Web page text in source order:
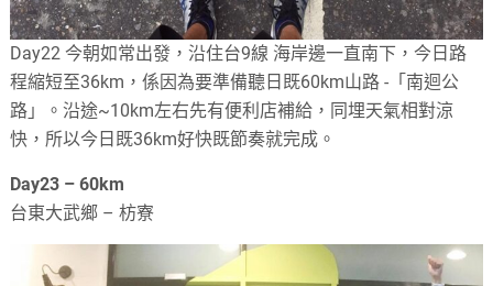
Day22 今朝如常出發，沿住台9線 海岸邊一直南下，今日路
程縮短至36km，係因為要準備聽日既60km山路 -「南迴公
路」。沿途~10km左右先有便利店補給，同埋天氣相對涼
快，所以今日既36km好快既節奏就完成。
Day23 – 60km
台東大武鄉 – 枋寮